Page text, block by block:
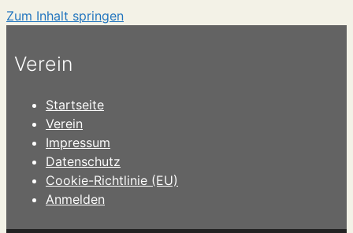
Zum Inhalt springen
Verein
Startseite
Verein
Impressum
Datenschutz
Cookie-Richtlinie (EU)
Anmelden